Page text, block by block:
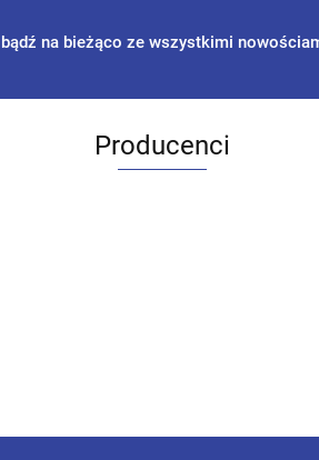
I bądź na bieżąco ze wszystkimi
Producenci